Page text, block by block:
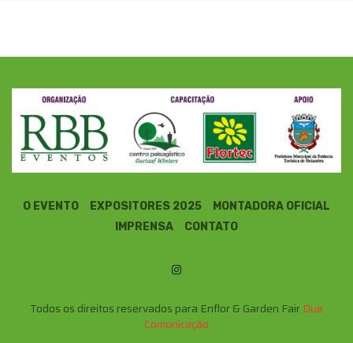
O EVENTO EXPOSITORES 2025
MONTADORA OFICIAL
IMPRENSA
CONTATO
Todos os direitos reservados para Enflor & Garden Fair Due
Comunicação